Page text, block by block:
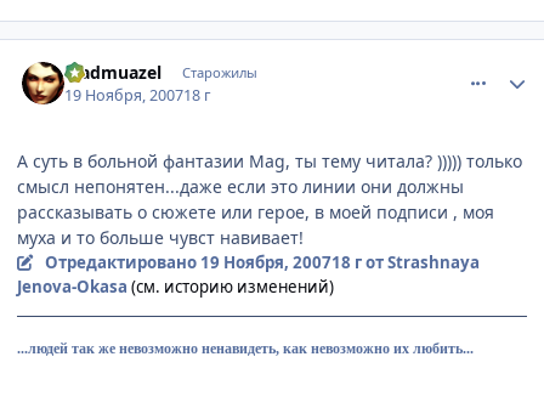
Madmuazel Старожилы
19 Ноября, 200718 г
А суть в больной фантазии Mag, ты тему читала? ))))) только
смысл непонятен...даже если это линии они должны
рассказывать о сюжете или герое, в моей подписи , моя
муха и то больше чувст навивает!
Отредактировано 19 Ноября, 200718 гот Strashnaya
Jenova-Okasa (см. историю изменений)
...людей так же невозможно ненавидеть, как невозможно их любить...